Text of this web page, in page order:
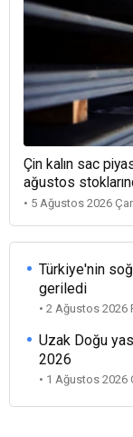
Çin kalın sac
ağustos
• 5 Ağustos 2026
Türkiye'nin
geriledi
• 2 Ağustos 2026
Uzak Doğu
2026
• 1 Ağustos 2026